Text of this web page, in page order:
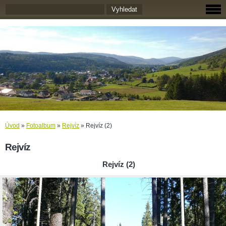
Úvod » Fotoalbum » Rejvíz » Rejvíz (2)
Rejvíz
Rejvíz (2)